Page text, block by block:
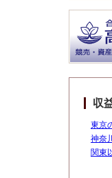
収
東京
神奈
関東